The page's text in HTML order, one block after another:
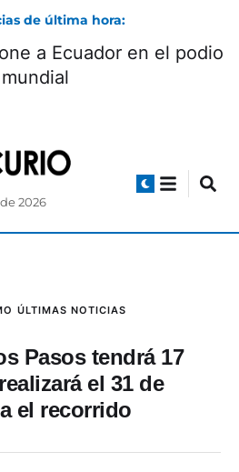
de última hora:
a Ecuador en el podio
mundial
2026
ÚLTIMAS NOTICIAS
Pasos tendrá 17
el 31 de
el recorrido